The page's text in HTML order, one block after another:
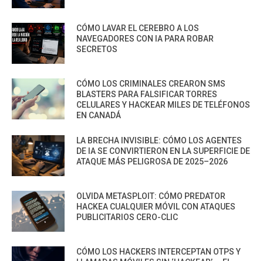
CÓMO LAVAR EL CEREBRO A LOS
NAVEGADORES CON IA PARA ROBAR
SECRETOS
CÓMO LOS CRIMINALES CREARON SMS
BLASTERS PARA FALSIFICAR TORRES
CELULARES Y HACKEAR MILES DE TELÉFONOS
EN CANADÁ
LA BRECHA INVISIBLE: CÓMO LOS AGENTES
DE IA SE CONVIRTIERON EN LA SUPERFICIE DE
ATAQUE MÁS PELIGROSA DE 2025–2026
OLVIDA METASPLOIT: CÓMO PREDATOR
HACKEA CUALQUIER MÓVIL CON ATAQUES
PUBLICITARIOS CERO-CLIC
CÓMO LOS HACKERS INTERCEPTAN OTPS Y